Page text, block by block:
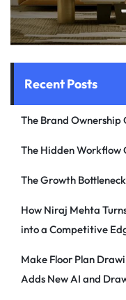
Recent Posts
The Brand Ownership
The Hidden Workflow
The Growth
How Niraj Mehta
into a Competitive
Make Floor Plan
Adds New AI and